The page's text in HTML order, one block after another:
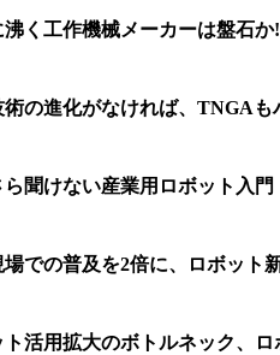
く工作機械メーカーは盤石か
術の進化がなければ、TNGA
ら聞けない産業用ロボット入門
場での普及を2倍に、ロボット
ト活用拡大のボトルネック、